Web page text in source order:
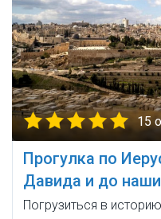
15
Прогулка по
Давида и до
Погрузиться в